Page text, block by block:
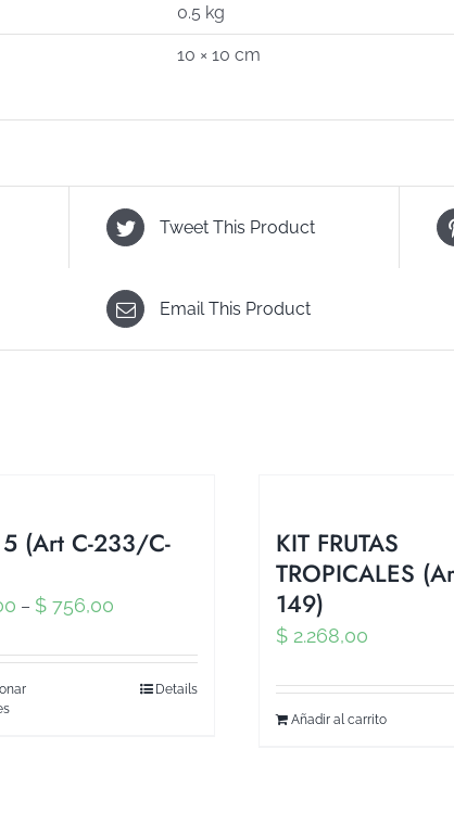
0.5 kg
10 × 10 cm
Tweet This Product
Email This Product
(Art C-233/C-
– $ 756,00
Details
KIT FRUTAS
TROPICALES
149)
$ 2.268,00
Añadir al carrito